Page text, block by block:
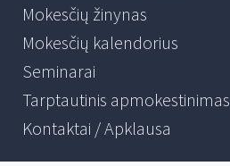
Mokesčių žinynas
Mokesčių kalendorius
Seminarai
Tarptautinis apmokestinimas
Kontaktai / Apklausa